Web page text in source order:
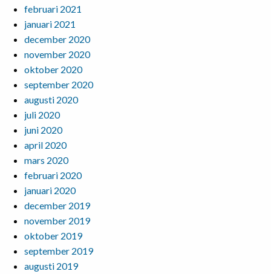
februari 2021
januari 2021
december 2020
november 2020
oktober 2020
september 2020
augusti 2020
juli 2020
juni 2020
april 2020
mars 2020
februari 2020
januari 2020
december 2019
november 2019
oktober 2019
september 2019
augusti 2019